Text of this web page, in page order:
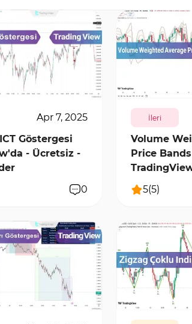
Apr 7, 2025
Göstergesi
- Ücretsiz -
0
İleri
Volume
Price
5(5)
16530 2